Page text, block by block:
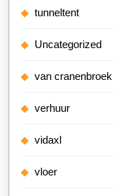
tunneltent
Uncategorized
van cranenbroek
verhuur
vidaxl
vloer